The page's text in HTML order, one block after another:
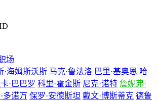
场
·海姆斯沃斯 马克·鲁法洛 巴里·基奥恩 哈
·巴巴罗 科里·霍金斯 尼克·诺特 詹妮弗·
多诺万 保罗·安德斯坦 戴文·博斯蒂克 德鲁